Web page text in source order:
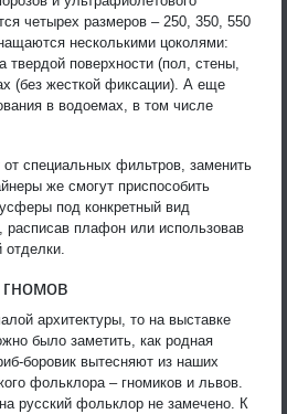
четырех размеров – 250, 350, 550
несколькими цоколями:
твердой поверхности (пол, стены,
(без жесткой фиксации). А еще
в водоемах, в том числе
от специальных фильтров, заменить
же смогут приспособить
под конкретный вид
расписав плафон или использовав
архитектуры, то на выставке
было заметить, как родная
боровик вытесняют из наших
фольклора – гномиков и львов.
русский фольклор не замечено. К